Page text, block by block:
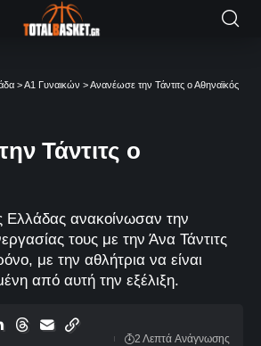
>Α1 Γυναικών >Ανανέωσε την Τάντιτς ο Αθηναϊκός
Τάντιτς ο
Ελλάδας ανακοίνωσαν την
τους με την Άνα Τάντιτς
με την αθλήτρια να είναι
από αυτή την εξέλιξη.
2 Λεπτά Aνάγνωσης